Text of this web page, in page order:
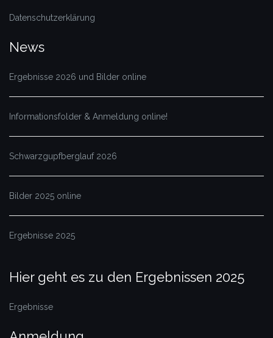
Datenschutzerklärung
News
Ergebnisse 2026 und Bilder online
Informationsfolder & Anmeldung online!
Schwarzgupfberglauf 2026
Bilder 2025 online
Ergebnisse 2025
Hier geht es zu den Ergebnissen 2025
Ergebnisse